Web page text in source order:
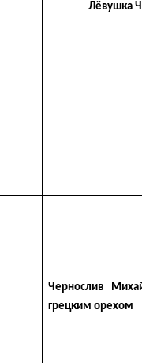
Лёвушка
Чернослив
грецким орехом